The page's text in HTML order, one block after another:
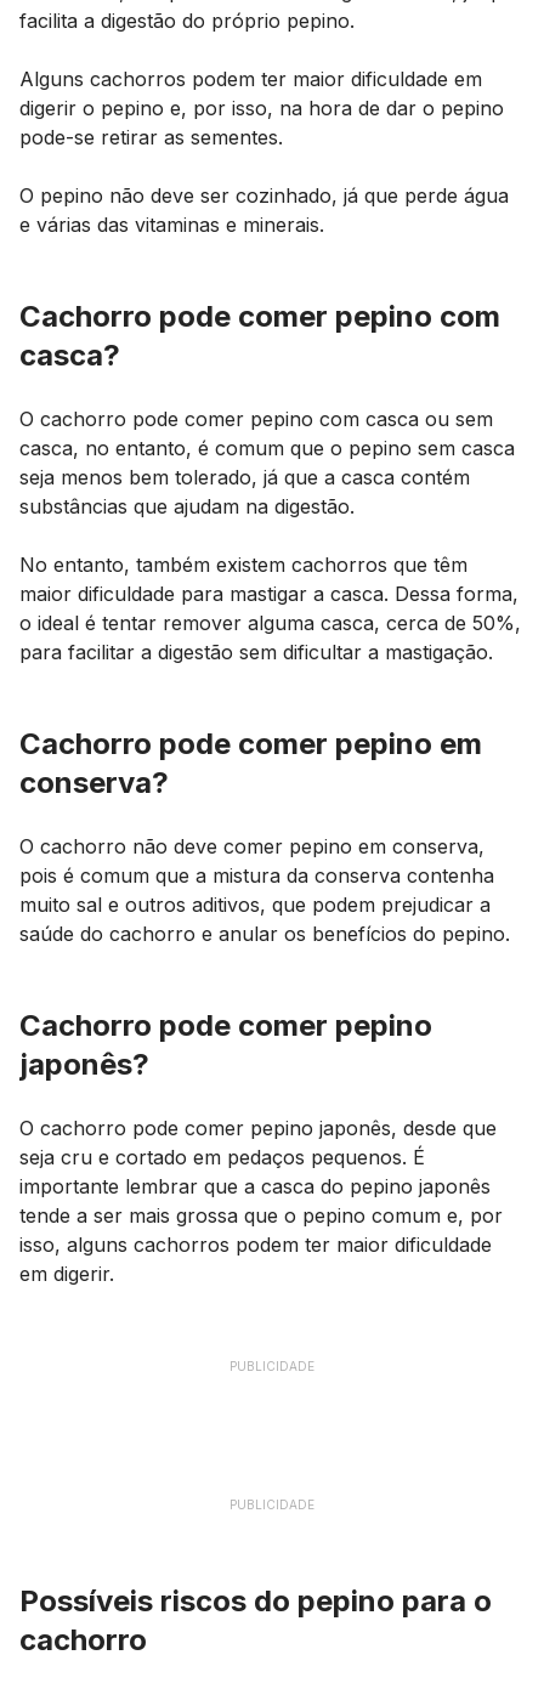
facilita a digestão do próprio pepino.
Alguns cachorros podem ter maior dificuldade em
digerir o pepino e, por isso, na hora de dar o pepino
pode-se retirar as sementes.
O pepino não deve ser cozinhado, já que perde água
e várias das vitaminas e minerais.
Cachorro pode comer pepino com
casca?
O cachorro pode comer pepino com casca ou sem
casca, no entanto, é comum que o pepino sem casca
seja menos bem tolerado, já que a casca contém
substâncias que ajudam na digestão.
No entanto, também existem cachorros que têm
maior dificuldade para mastigar a casca. Dessa forma,
o ideal é tentar remover alguma casca, cerca de 50%,
para facilitar a digestão sem dificultar a mastigação.
Cachorro pode comer pepino em
conserva?
O cachorro não deve comer pepino em conserva,
pois é comum que a mistura da conserva contenha
muito sal e outros aditivos, que podem prejudicar a
saúde do cachorro e anular os benefícios do pepino.
Cachorro pode comer pepino
japonês?
O cachorro pode comer pepino japonês, desde que
seja cru e cortado em pedaços pequenos. É
importante lembrar que a casca do pepino japonês
tende a ser mais grossa que o pepino comum e, por
isso, alguns cachorros podem ter maior dificuldade
em digerir.
PUBLICIDADE
PUBLICIDADE
Possíveis riscos do pepino para o
cachorro